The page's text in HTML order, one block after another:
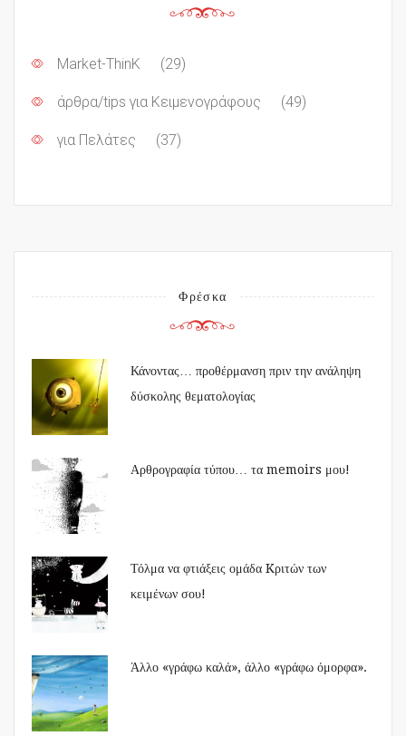
Market-ThinK (29)
άρθρα/tips για Κειμενογράφους (49)
για Πελάτες (37)
Φρέσκα
Κάνοντας… προθέρμανση πριν την ανάληψη
δύσκολης θεματολογίας
Αρθρογραφία τύπου… τα memoirs μου!
Τόλμα να φτιάξεις ομάδα Kριτών των
κειμένων σου!
Άλλο «γράφω καλά», άλλο «γράφω όμορφα».